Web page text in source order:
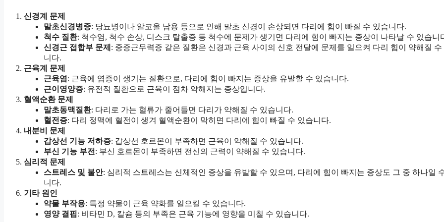
신경계 문제
말초신경병증: 당뇨병이나 알코올 남용 등으로 인해 말초 신경이 손상되면 다리에 힘이 빠질 수 있습니다.
척수 질환: 척수염, 척수 손상, 디스크 탈출증 등 척수에 문제가 생기면 다리에 힘이 빠지는 증상이 나타날 수 있습니
신경근 접합부 문제 : 중증근무력증 같은 질환은 신경과 근육 사이의 신호 전달에 문제를 일으켜 다리 힘이 약해질 수
니다.
근육계 문제
근육염 : 근육에 염증이 생기는 질환으로, 다리에 힘이 빠지는 증상을 유발할 수 있습니다.
근이영양증: 유전적 질환으로 근육이 점차 약해지는 증상입니다.
혈액순환 문제
말초동맥질환: 다리로 가는 혈류가 줄어들면 다리가 약해질 수 있습니다.
혈전증: 다리 정맥에 혈전이 생겨 혈액순환이 막히면 다리에 힘이 빠질 수 있습니다.
내분비 문제
갑상선 기능 저하증: 갑상선 호르몬이 부족하면 근육이 약해질 수 있습니다.
부신 기능 부전 : 부신 호르몬이 부족하면 전신의 근력이 약해질 수 있습니다.
심리적 문제
스트레스 및 불안: 심리적 스트레스는 신체적인 증상을 유발할 수 있으며, 다리에 힘이 빠지는 증상도 그 중 하나일
니다.
기타 원인
약물 부작용: 특정 약물이 근육 약화를 일으킬 수 있습니다.
영양 결핍: 비타민 D, 칼슘 등의 부족은 근육 기능에 영향을 미칠 수 있습니다.